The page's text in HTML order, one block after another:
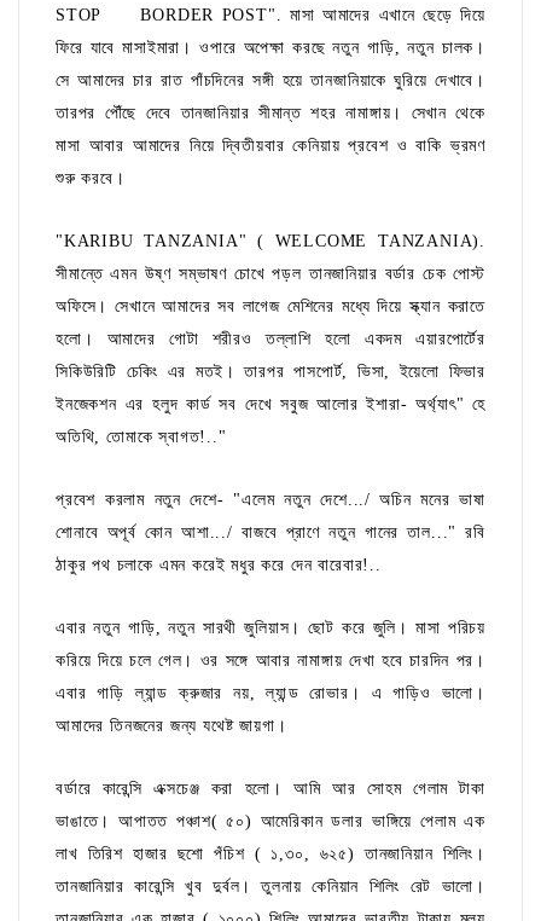
STOP BORDER POST". মাসা আমাদের এখানে ছেড়ে দিয়ে
ফিরে যাবে মাসাইমারা। ওপারে অপেক্ষা করছে নতুন গাড়ি, নতুন চালক।
সে আমাদের চার রাত পাঁচদিনের সঙ্গী হয়ে তানজানিয়াকে ঘুরিয়ে দেখাবে।
তারপর পৌঁছে দেবে তানজানিয়ার সীমান্ত শহর নামাঙ্গায়। সেখান থেকে
মাসা আবার আমাদের নিয়ে দ্বিতীয়বার কেনিয়ায় প্রবেশ ও বাকি ভ্রমণ
শুরু করবে।
"KARIBU TANZANIA" ( WELCOME TANZANIA).
সীমান্তে এমন উষ্ণ সম্ভাষণ চোখে পড়ল তানজানিয়ার বর্ডার চেক পোস্ট
অফিসে। সেখানে আমাদের সব লাগেজ মেশিনের মধ্যে দিয়ে স্ক্যান করাতে
হলো। আমাদের গোটা শরীরও তল্লাশি হলো একদম এয়ারপোর্টের
সিকিউরিটি চেকিং এর মতই। তারপর পাসপোর্ট, ভিসা, ইয়েলো ফিভার
ইনজেকশন এর হলুদ কার্ড সব দেখে সবুজ আলোর ইশারা- অর্থ্যাৎ" হে
অতিথি, তোমাকে স্বাগত!.."
প্রবেশ করলাম নতুন দেশে- "এলেম নতুন দেশে.../ অচিন মনের ভাষা
শোনাবে অপূর্ব কোন আশা.../ বাজবে প্রাণে নতুন গানের তাল..." রবি
ঠাকুর পথ চলাকে এমন করেই মধুর করে দেন বারেবার!..
এবার নতুন গাড়ি, নতুন সারথী জুলিয়াস। ছোট করে জুলি। মাসা পরিচয়
করিয়ে দিয়ে চলে গেল। ওর সঙ্গে আবার নামাঙ্গায় দেখা হবে চারদিন পর।
এবার গাড়ি ল্যান্ড ক্রুজার নয়, ল্যান্ড রোভার। এ গাড়িও ভালো।
আমাদের তিনজনের জন্য যথেষ্ট জায়গা।
বর্ডারে কারেন্সি এক্সচেঞ্জ করা হলো। আমি আর সোহম গেলাম টাকা
ভাঙাতে। আপাতত পঞ্চাশ( ৫০) আমেরিকান ডলার ভাঙ্গিয়ে পেলাম এক
লাখ তিরিশ হাজার ছশো পঁচিশ ( ১,৩০, ৬২৫) তানজানিয়ান শিলিং।
তানজানিয়ার কারেন্সি খুব দুর্বল। তুলনায় কেনিয়ান শিলিং রেট ভালো।